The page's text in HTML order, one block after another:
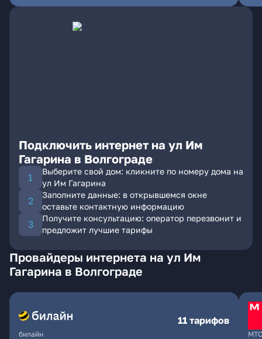
Подключить интернет на ул Им
Гагарина в Волгограде
Выберите свой дом: кликните по номеру дома на
ул Им Гагарина
Заполните данные: в открывшемся окне
оставьте контактную информацию
Получите консультацию: оператор перезвонит и
предложит лучшие тарифы
Провайдеры интернета на ул Им
Гагарина в Волгограде
билайн
11 тарифов
МТС